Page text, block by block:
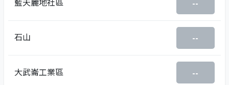
--
石山 --
大武崙工業區 --